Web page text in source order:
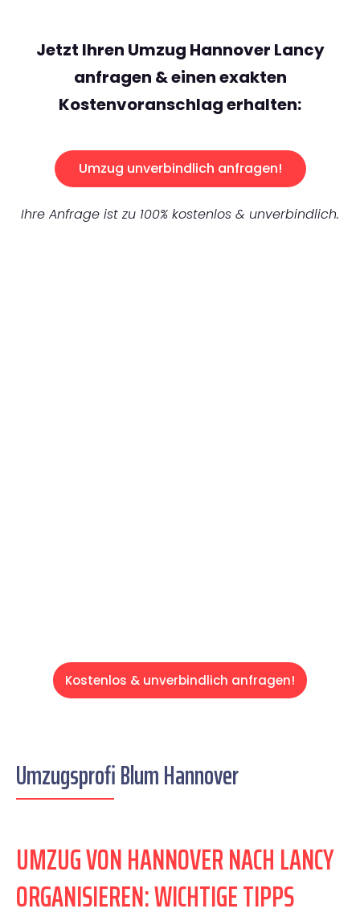
Jetzt Ihren Umzug Hannover Lancy
anfragen & einen exakten
Kostenvoranschlag erhalten:
Umzug unverbindlich anfragen!
Ihre Anfrage ist zu 100% kostenlos & unverbindlich.
Kostenlos & unverbindlich anfragen!
Umzugsprofi Blum Hannover
UMZUG VON HANNOVER NACH LANCY
ORGANISIEREN: WICHTIGE TIPPS